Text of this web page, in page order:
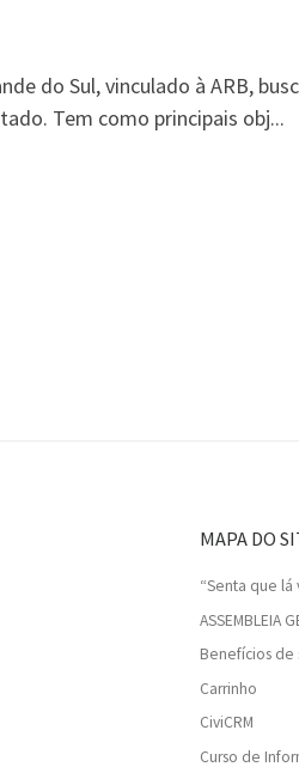
do Sul, vinculado à ARB,
Tem como principais obj...
MAPA DO
“Senta que lá
ASSEMBLEIA
Benefícios de
Carrinho
CiviCRM
Curso de